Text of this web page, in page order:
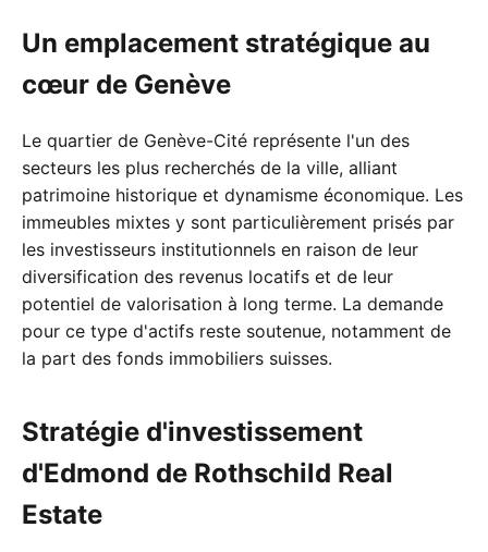
Un emplacement stratégique au
cœur de Genève
Le quartier de Genève-Cité représente l'un des
secteurs les plus recherchés de la ville, alliant
patrimoine historique et dynamisme économique. Les
immeubles mixtes y sont particulièrement prisés par
les investisseurs institutionnels en raison de leur
diversification des revenus locatifs et de leur
potentiel de valorisation à long terme. La demande
pour ce type d'actifs reste soutenue, notamment de
la part des fonds immobiliers suisses.
Stratégie d'investissement
d'Edmond de Rothschild Real
Estate